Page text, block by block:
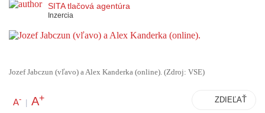
SITA tlačová agentúra
Inzercia
Jozef Jabczun (vľavo) a Alex Kanderka (online). (Zdroj: VSE)
A- | A+ ZDIEĽAŤ